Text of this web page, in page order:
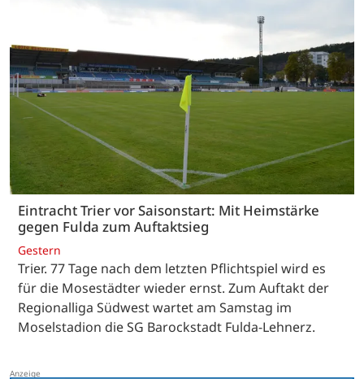
Eintracht Trier vor Saisonstart: Mit Heimstärke
gegen Fulda zum Auftaktsieg
Gestern
Trier. 77 Tage nach dem letzten Pflichtspiel wird es
für die Mosestädter wieder ernst. Zum Auftakt der
Regionalliga Südwest wartet am Samstag im
Moselstadion die SG Barockstadt Fulda-Lehnerz.